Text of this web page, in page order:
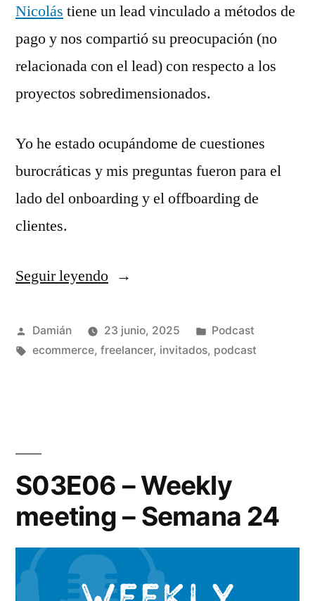
Nicolás tiene un lead vinculado a métodos de
pago y nos compartió su preocupación (no
relacionada con el lead) con respecto a los
proyectos sobredimensionados.
Yo he estado ocupándome de cuestiones
burocráticas y mis preguntas fueron para el
lado del onboarding y el offboarding de
clientes.
Seguir leyendo«S03E07
Weekly
meeting
Publicado
por
Damián 23 junio, 2025
Publicado
en
Podcast
Etiquetas:
ecommerce, freelancer, invitados, podcast
S03E06 – Weekly
meeting – Semana 24